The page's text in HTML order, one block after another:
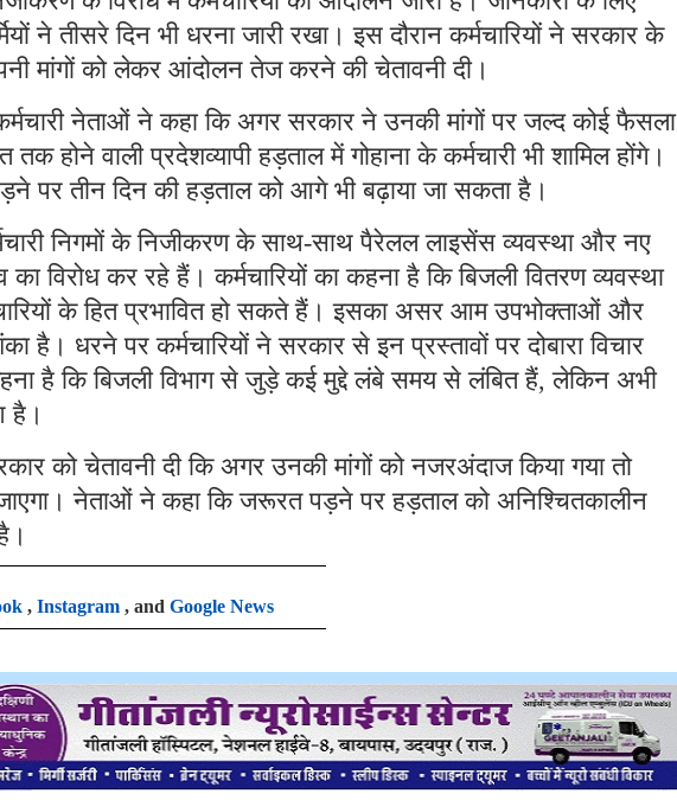
ने तीसरे दिन भी धरना जारी रखा। इस दौरान कर्मचारियों ने सरकार के
मांगों को लेकर आंदोलन तेज करने की चेतावनी दी।
नेताओं ने कहा कि अगर सरकार ने उनकी मांगों पर जल्द कोई फैसला
होने वाली प्रदेशव्यापी हड़ताल में गोहाना के कर्मचारी भी शामिल होंगे।
पर तीन दिन की हड़ताल को आगे भी बढ़ाया जा सकता है।
निगमों के निजीकरण के साथ-साथ पैरेलल लाइसेंस व्यवस्था और नए
विरोध कर रहे हैं। कर्मचारियों का कहना है कि बिजली वितरण व्यवस्था
के हित प्रभावित हो सकते हैं। इसका असर आम उपभोक्ताओं और
है। धरने पर कर्मचारियों ने सरकार से इन प्रस्तावों पर दोबारा विचार
है कि बिजली विभाग से जुड़े कई मुद्दे लंबे समय से लंबित हैं, लेकिन अभी
है।
को चेतावनी दी कि अगर उनकी मांगों को नजरअंदाज किया गया तो
नेताओं ने कहा कि जरूरत पड़ने पर हड़ताल को अनिश्चितकालीन
, Instagram , and Google News